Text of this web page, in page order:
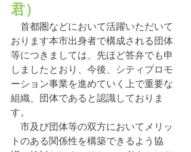
君）
首都圏などにおいて活躍いただいて
おります本市出身者で構成される団体
等につきましては、先ほど答弁でも申
しましたとおり、今後、シティプロモ
ーション事業を進めていく上で重要な
組織、団体であると認識しておりま
す。
市及び団体等の双方においてメリッ
トのある関係性を構築できるよう協